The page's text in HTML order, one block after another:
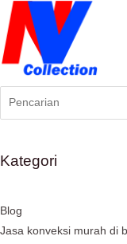
Kategori
Blog
Jasa konveksi murah di